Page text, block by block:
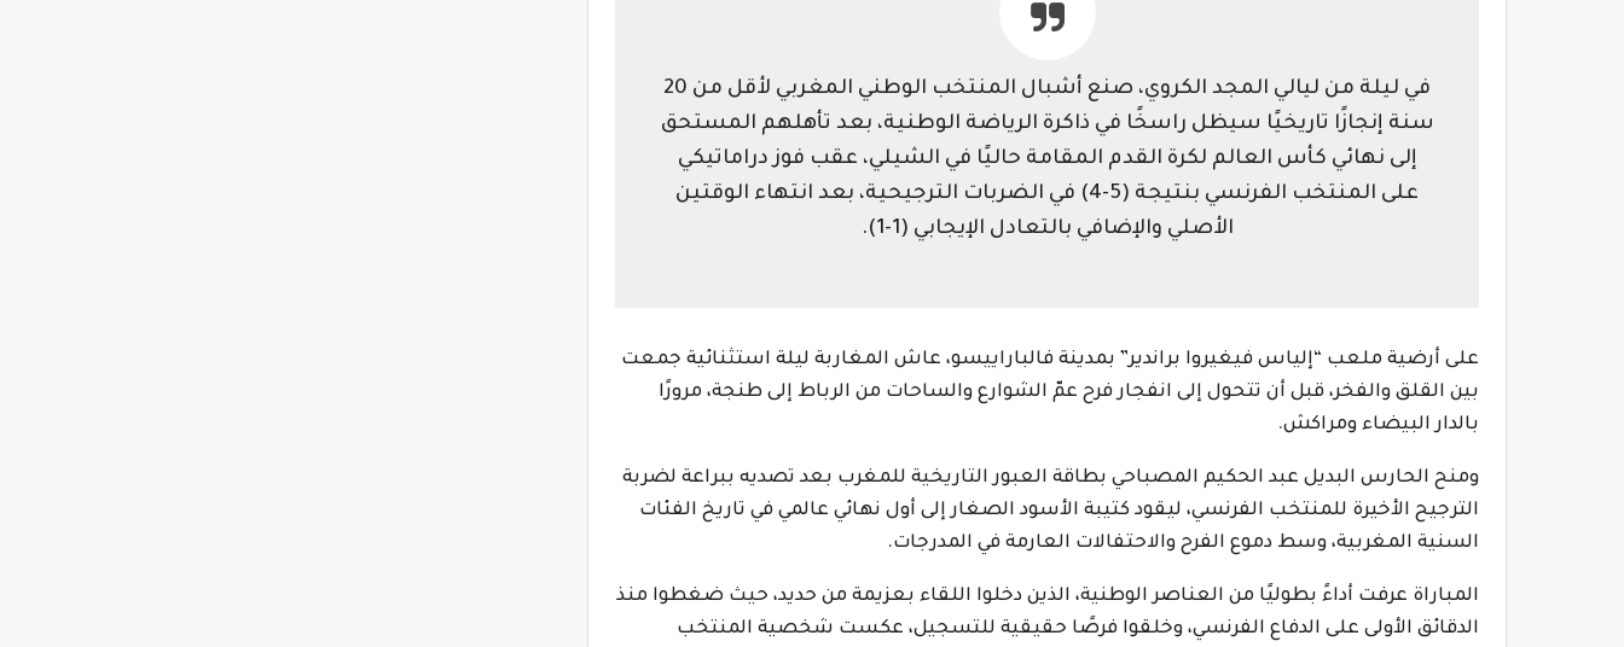
في ليلة من ليالي المجد الكروي، صنع أشبال المنتخب الوطني المغربي لأقل من 20
سنة إنجازًا تاريخيًا سيظل راسخًا في ذاكرة الرياضة الوطنية، بعد تأهلهم المستحق
إلى نهائي كأس العالم لكرة القدم المقامة حاليًا في الشيلي، عقب فوز دراماتيكي
على المنتخب الفرنسي بنتيجة (5-4) في الضربات الترجيحية، بعد انتهاء الوقتين
الأصلي والإضافي بالتعادل الإيجابي (1-1).
على أرضية ملعب “إلياس فيغيروا براندير” بمدينة فالباراييسو، عاش المغاربة ليلة استثنائية جمعت
بين القلق والفخر، قبل أن تتحول إلى انفجار فرح عمّ الشوارع والساحات من الرباط إلى طنجة، مرورًا
بالدار البيضاء ومراكش.
ومنح الحارس البديل عبد الحكيم المصباحي بطاقة العبور التاريخية للمغرب بعد تصديه ببراعة لضربة
الترجيح الأخيرة للمنتخب الفرنسي، ليقود كتيبة الأسود الصغار إلى أول نهائي عالمي في تاريخ الفئات
السنية المغربية، وسط دموع الفرح والاحتفالات العارمة في المدرجات.
المباراة عرفت أداءً بطوليًا من العناصر الوطنية، الذين دخلوا اللقاء بعزيمة من حديد، حيث ضغطوا منذ
الدقائق الأولى على الدفاع الفرنسي، وخلقوا فرصًا حقيقية للتسجيل، عكست شخصية المنتخب